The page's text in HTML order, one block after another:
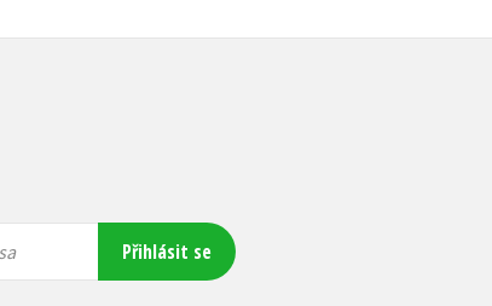
Přihlásit se